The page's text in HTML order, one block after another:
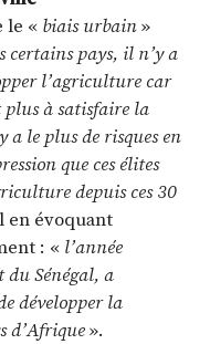
le « biais urbain»
certains pays, il n’y a
l’agriculture car
plus à satisfaire la
a le plus de risques en
que ces élites
depuis ces 30
en évoquant
: « l’année
Sénégal, a
développer la
d’Afrique».